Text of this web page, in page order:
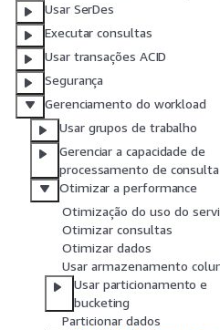
Usar SerDes
Executar consultas
Usar transações ACID
Segurança
Gerenciamento do workload
Usar grupos de trabalho
Gerenciar a capacidade de
processamento de consulta
Otimizar a performance
Otimização do uso do
Otimizar consultas
Otimizar dados
Usar armazenamento
Usar particionamento e
bucketing
Particionar dados